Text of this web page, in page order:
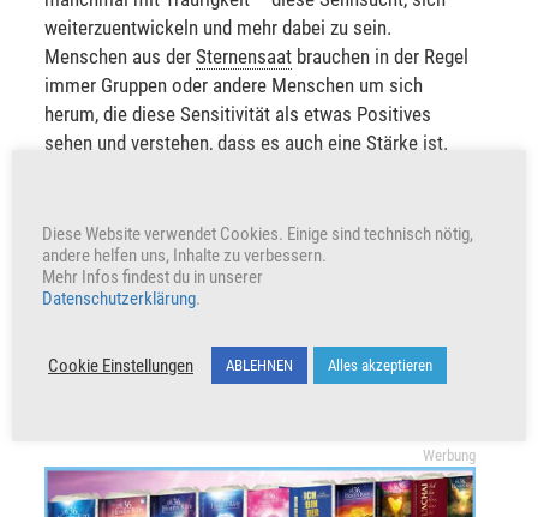
weiterzuentwickeln und mehr dabei zu sein.
Menschen aus derSternensaat brauchen in der Regel
immer Gruppen oder andere Menschen um sich
herum, die diese Sensitivität als etwas Positives
sehen und verstehen, dass es auch eine Stärke ist.
schön, sich zusammenzutun und sich untereinander
austauschen zu können
VERKÜNDE UND TEILE
Werbung
Diese Website verwendet Cookies. Einige sind technisch nötig,
andere helfen uns, Inhalte zu verbessern.
Mehr Infos findest du in unserer
Datenschutzerklärung.
Cookie Einstellungen ABLEHNEN Alles akzeptieren